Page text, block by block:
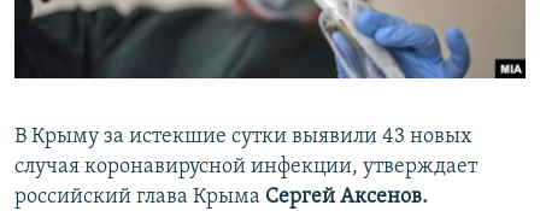
ПОБЕДИТЕЛЕЙ НЕ СУДЯТ?
УКРАИНСКАЯ ПРОБЛЕМА КРЫМА
ПРИСОЕДИНЯЙТЕСЬ!
Все сайты RFE/RL
В Крыму за истекшие сутки выявили 43 новых
случая коронавирусной инфекции, утверждает
российский глава Крыма Сергей Аксенов.